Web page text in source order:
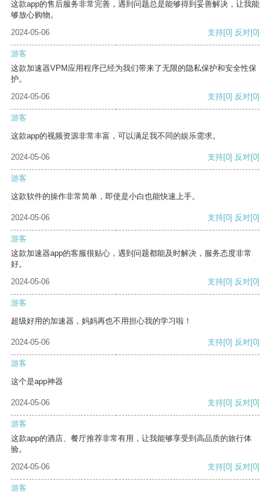
这款app的售后服务非常完善，遇到问题总是能够得到妥善解决，让我能
够放心购物。
2024-05-06
支持[0] 反对[0]
游客
这款加速器VPM应用程序已经为我们带来了无限的隐私保护和安全性保
护。
2024-05-06
支持[0] 反对[0]
游客
这款app的视频资源非常丰富，可以满足我不同的娱乐需求。
2024-05-06 支持[0] 反对[0]
游客
这款软件的操作非常简单，即使是小白也能快速上手。
2024-05-06 支持[0] 反对[0]
游客
这款加速器app的客服很贴心，遇到问题都能及时解决，服务态度非常
好。
2024-05-06
支持[0] 反对[0]
游客
超级好用的加速器，妈妈再也不用担心我的学习啦！
2024-05-06 支持[0] 反对[0]
游客
这个是app神器
2024-05-06 支持[0] 反对[0]
游客
这款app的酒店、餐厅推荐非常有用，让我能够享受到高品质的旅行体
验。
2024-05-06
支持[0] 反对[0]
游客